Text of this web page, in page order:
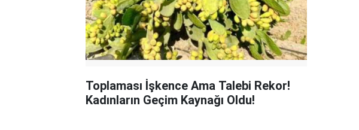
Toplaması İşkence Ama Talebi Rekor!
Kadınların Geçim Kaynağı Oldu!